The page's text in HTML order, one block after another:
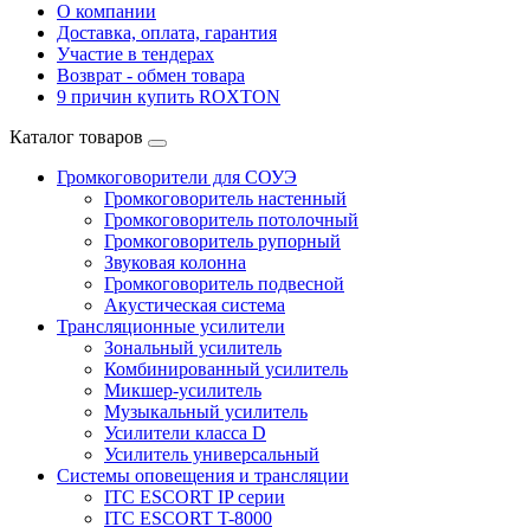
О компании
Доставка, оплата, гарантия
Участие в тендерах
Возврат - обмен товара
9 причин купить ROXTON
Каталог товаров
Громкоговорители для СОУЭ
Громкоговоритель настенный
Громкоговоритель потолочный
Громкоговоритель рупорный
Звуковая колонна
Громкоговоритель подвесной
Акустическая система
Трансляционные усилители
Зональный усилитель
Комбинированный усилитель
Микшер-усилитель
Музыкальный усилитель
Усилители класса D
Усилитель универсальный
Системы оповещения и трансляции
ITC ESCORT IP серии
ITC ESCORT T-8000